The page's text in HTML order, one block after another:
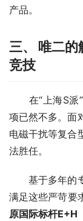
产品。
三、 唯二
竞技
在“上海S派”
项已然不多。面
电磁干扰等复合
法胜任。
基于多年的专
满足这些严苛
原国际标杆E+H